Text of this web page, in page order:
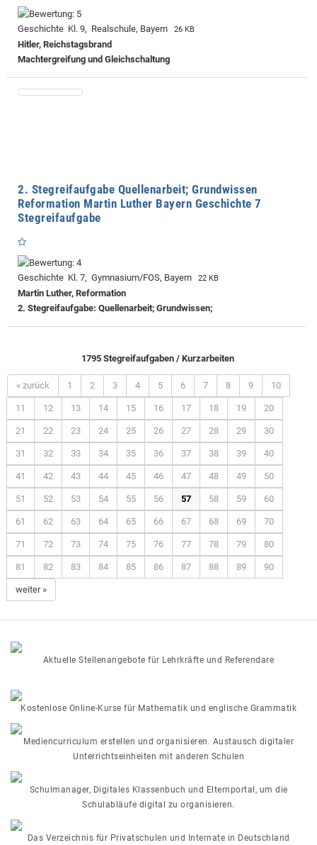
Geschichte Kl. 9, Realschule, Bayern 26 KB
Hitler, Reichstagsbrand
Machtergreifung und Gleichschaltung
2. Stegreifaufgabe Quellenarbeit; Grundwissen
Reformation Martin Luther Bayern Geschichte 7
Stegreifaufgabe
Geschichte Kl. 7, Gymnasium/FOS, Bayern 22 KB
Martin Luther, Reformation
2. Stegreifaufgabe: Quellenarbeit; Grundwissen;
1795 Stegreifaufgaben / Kurzarbeiten
« zurück 1 2 3 4 5 6 7 8 9 10
11 12 13 14 15 16 17 18 19 20
21 22 23 24 25 26 27 28 29 30
31 32 33 34 35 36 37 38 39 40
41 42 43 44 45 46 47 48 49 50
51 52 53 54 55 56 57 58 59 60
61 62 63 64 65 66 67 68 69 70
71 72 73 74 75 76 77 78 79 80
81 82 83 84 85 86 87 88 89 90
weiter »
Aktuelle Stellenangebote für Lehrkräfte und Referendare
Kostenlose Online-Kurse für Mathematik und englische Grammatik
Mediencurriculum erstellen und organisieren. Austausch digitaler
Unterrichtseinheiten mit anderen Schulen
Schulmanager, Digitales Klassenbuch und Elternportal, um die
Schulabläufe digital zu organisieren.
Das Verzeichnis für Privatschulen und Internate in Deutschland